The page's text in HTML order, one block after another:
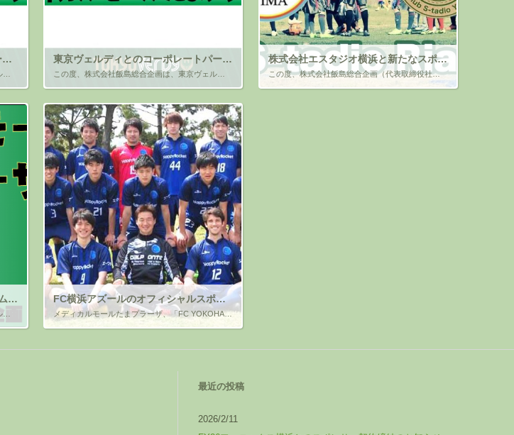
FY26東京ヴェルディとのコーポレートパートナー契約締結（継続）のお知らせ 東京ヴェルディとのコーポレートパートナー契約締結（継続）のお知らせ 株式会社エスタジオ横浜と新たなスポンサー契約締結のお知らせ
この度、株式会社飯島総合企画（代表取締役社長 飯島正弘）は、株式会社エスタジオ横浜様（代表 坂間智司）と 新たな取り組みを実施することになり、スポンサー契約を締結いたしました。 既に、フットサルチームの「FENIX 横浜 […]
東京ヴェルディビーチサッカーチームとバナースポンサー契約のお知らせ
この度、株式会社飯島総合企画は、東京ヴェルディビーチサッカーチーム（所在地：東京都立川市）と、 バナースポンサー契約を締結しましたので、ご報告します。 今季で５シーズン目となり、引き続きサポートさせて頂く所存です。 &n […]
FC横浜アズールのオフィシャルスポンサーになりました
メディカルモールたまプラーザ、「FC YOKOHAMA AZUL」と オフィシャルスポンサー契約を締結 ～横浜市青葉区から日本を代表するビッグクラブを共に！～ 平素は格別のお引立てを賜り、厚く御礼申し上げます。 &nb […]
最近の投稿
2026/2/11